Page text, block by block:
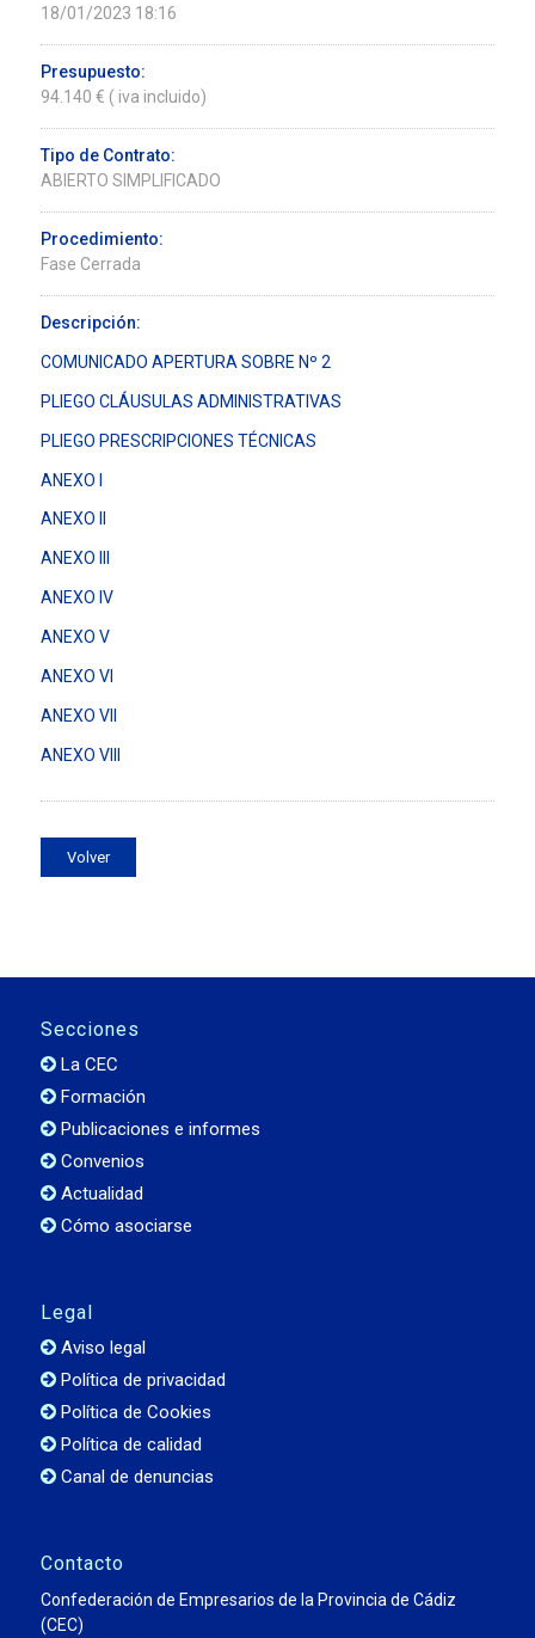
18/01/2023 18:16
Presupuesto:
94.140 € ( iva incluido)
Tipo de Contrato:
ABIERTO SIMPLIFICADO
Procedimiento:
Fase Cerrada
Descripción:
COMUNICADO APERTURA SOBRE Nº 2
PLIEGO CLÁUSULAS ADMINISTRATIVAS
PLIEGO PRESCRIPCIONES TÉCNICAS
ANEXO I
ANEXO II
ANEXO III
ANEXO IV
ANEXO V
ANEXO VI
ANEXO VII
ANEXO VIII
Volver
Secciones
La CEC
Formación
Publicaciones e informes
Convenios
Actualidad
Cómo asociarse
Legal
Aviso legal
Política de privacidad
Política de Cookies
Política de calidad
Canal de denuncias
Contacto
Confederación de Empresarios de la Provincia de Cádiz
(CEC)